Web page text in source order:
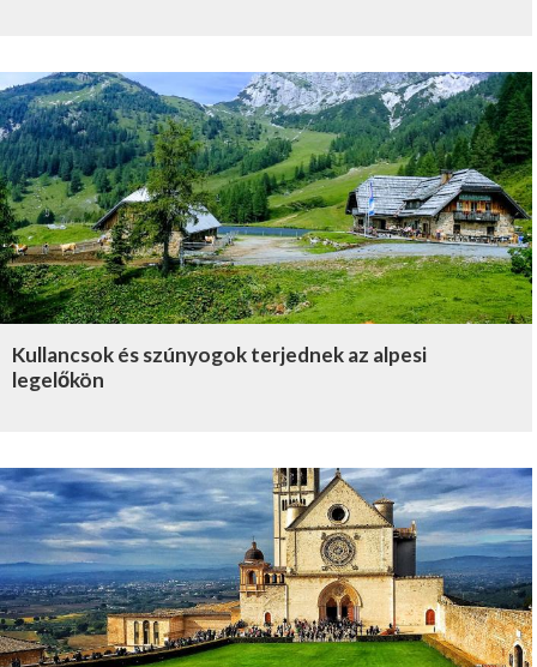
Kullancsok és szúnyogok terjednek az alpesi
legelőkön